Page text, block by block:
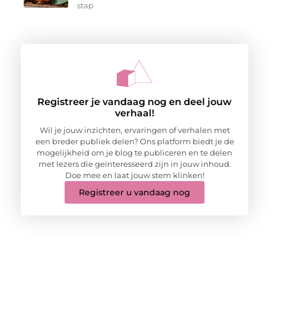
stap
Registreer je vandaag nog en deel jouw
verhaal!
Wil je jouw inzichten, ervaringen of verhalen met
een breder publiek delen? Ons platform biedt je de
mogelijkheid om je blog te publiceren en te delen
met lezers die geïnteresseerd zijn in jouw inhoud.
Doe mee en laat jouw stem klinken!
Registreer u vandaag nog